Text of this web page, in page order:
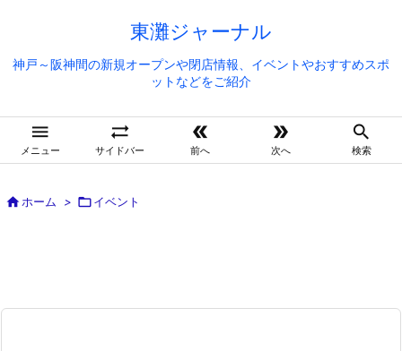
東灘ジャーナル
神戸～阪神間の新規オープンや閉店情報、イベントやおすすめスポ
ットなどをご紹介

メニュー

サイドバー

前へ

次へ

検索
ホーム > イベント